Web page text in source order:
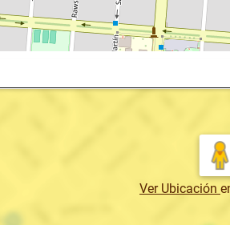
Ver Ubicación